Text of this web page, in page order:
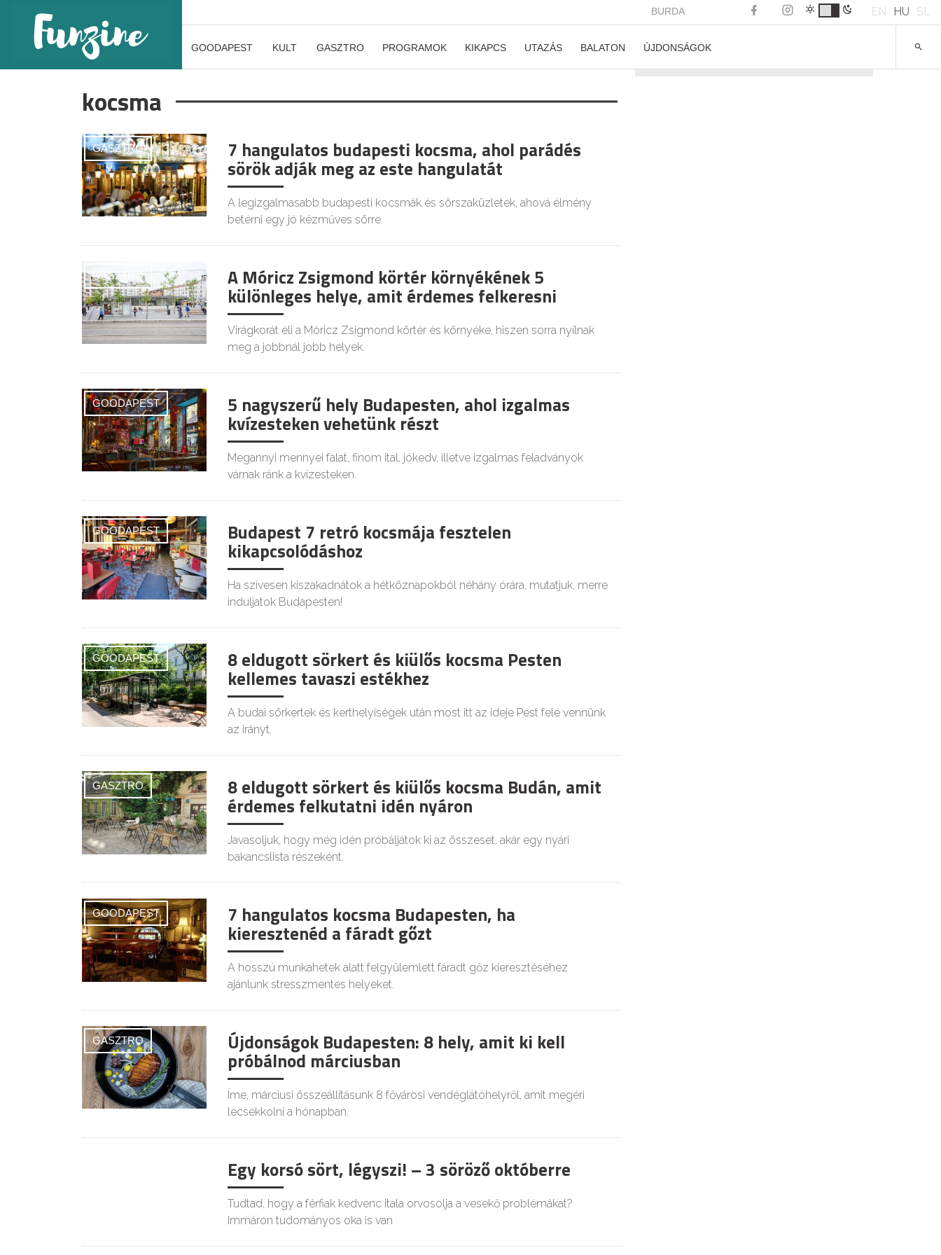
BURDA EN HU SL
GOODAPEST KULT GASZTRO PROGRAMOK KIKAPCS UTAZÁS BALATON ÚJDONSÁGOK
kocsma
GASZTRO 7 hangulatos budapesti kocsma, ahol parádés
sörök adják meg az este hangulatát
A legizgalmasabb budapesti kocsmák és sörszaküzletek, ahová élmény
betérni egy jó kézműves sörre.
GASZTRO A Móricz Zsigmond körtér környékének 5
különleges helye, amit érdemes felkeresni
Virágkorát éli a Móricz Zsigmond körtér és környéke, hiszen sorra nyílnak
meg a jobbnál jobb helyek.
GOODAPEST 5 nagyszerű hely Budapesten, ahol izgalmas
kvízesteken vehetünk részt
Megannyi mennyei falat, finom ital, jókedv, illetve izgalmas feladványok
várnak ránk a kvízesteken.
GOODAPEST Budapest 7 retró kocsmája fesztelen
kikapcsolódáshoz
Ha szívesen kiszakadnátok a hétköznapokból néhány órára, mutatjuk, merre
induljatok Budapesten!
GOODAPEST 8 eldugott sörkert és kiülős kocsma Pesten
kellemes tavaszi estékhez
A budai sörkertek és kerthelyiségek után most itt az ideje Pest felé vennünk
az irányt.
GASZTRO 8 eldugott sörkert és kiülős kocsma Budán, amit
érdemes felkutatni idén nyáron
Javasoljuk, hogy még idén próbáljátok ki az összeset, akár egy nyári
bakancslista részeként.
GOODAPEST 7 hangulatos kocsma Budapesten, ha
kieresztenéd a fáradt gőzt
A hosszú munkahetek alatt felgyülemlett fáradt gőz kieresztéséhez
ajánlunk stresszmentes helyeket.
GASZTRO Újdonságok Budapesten: 8 hely, amit ki kell
próbálnod márciusban
Íme, márciusi összeállításunk 8 fővárosi vendéglátóhelyről, amit megéri
lecsekkolni a hónapban.
Egy korsó sört, légyszi! – 3 söröző októberre
Tudtad, hogy a férfiak kedvenc itala orvosolja a vesekő problémákat?
Immáron tudományos oka is van